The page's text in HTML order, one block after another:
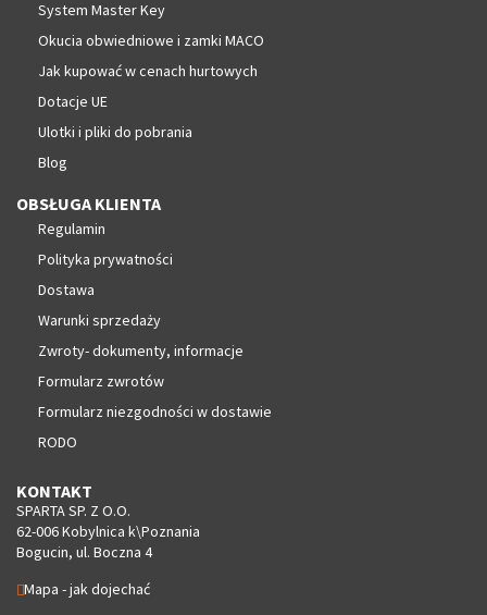
System Master Key
Okucia obwiedniowe i zamki MACO
Jak kupować w cenach hurtowych
Dotacje UE
Ulotki i pliki do pobrania
Blog
OBSŁUGA KLIENTA
Regulamin
Polityka prywatności
Dostawa
Warunki sprzedaży
Zwroty- dokumenty, informacje
Formularz zwrotów
Formularz niezgodności w dostawie
RODO
KONTAKT
SPARTA SP. Z O.O.
62-006 Kobylnica k\Poznania
Bogucin, ul. Boczna 4
Mapa - jak dojechać